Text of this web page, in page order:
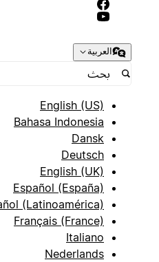
العربية
English (US)
Bahasa Indonesia
Dansk
Deutsch
English (UK)
Español (España)
Español (Latinoamérica)
Français (France)
Italiano
Nederlands